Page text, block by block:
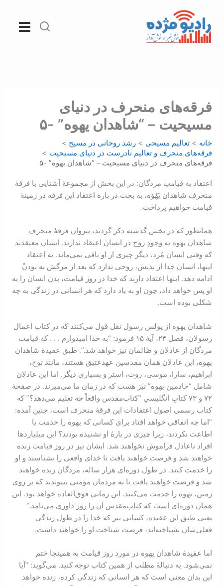
محتوا
فرقه‌های منحرف در دنيای
مسيحيت – “شاهدان یهوه” -۵
خانه تعالیم مسیحی
رشد روحانی در مسيح
فرقه‌های منحرف و تعالیم نادرست در دنیای مسیحیت
فرقه‌های منحرف در دنيای مسيحيت – “شاهدان یهوه” -۵
اعتقاد به قیامتِ مردگان: در اين بخش از مجموعۀ آشنایی با فرقۀ
منحرف شاهدان یَهُوَه، به بحث در بارۀ اعتقاد این فرقه در زمینۀ
قیامت خواهیم پرداخت.
همانطور که در بخش گذشته ذکر گرديد، پیروان فرقۀ منحرف
شاهدان یهوه به وجودِ روح در انسان اعتقاد ندارند. ایشان معتقدند
که وقتی انسان مُرد، دیگر چیزی از او باقی نمی‌ماند. به اعتقاد
اینها، انسان جدا از بدنش، روحی ندارد که بعد از مرگش به بودنْ
ادامه دهد. اینها اعتقاد دارند که خدا در روز قیامت، بدن انسان را به
او پس خواهد داد، چون او به یاد دارد که هر انسانی در زندگی به چه
شکلی بوده است.
شاهدان یهوه از پولس رسول نقل قول می‌کنند که در کتاب اعمال
رسولان، فصل ۲۴، آیۀ ۱۵ فرمود: “به خدا امیدوارم . . . که قیامت
مردگان از عادلان و ظالمان نیز خواهد شد.”. طبق عقیدۀ شاهدان
یهوه، این عادلان همان مقدسین عهدعتیق هستند، مانند نوح،
ابراهیم، سارا، موسی، روت، استر و بسیاری دیگر. اما این عادلان
شامل “خادمین یهوه” نیز هست که در زمان ما می‌میرند. در صفحۀ
۷۲ و ۷۳ کتابِ انگلیسیِ “کتاب‌مقدس واقعاً چه تعلیم می‌دهد؟” که
کتاب رسمی اصول اعتقادات این فرقۀ منحرف است، چنین آمده:
“اما چه اتفاقی خواهد افتاد برای کسانی که یهوه را خدمت یا
اطاعت نکردند، زیرا چیزی در بارۀ او نشنیده بودند؟ این میلیاردها
افراد ناعادل فراموش نخواهند شد. ایشان نیز در روز قیامت زنده
خواهند شد و فرصت خواهند یافت تا خدای واقعی را بشناسند و او
را خدمت کنند. در طول دوره‌ای هزار ساله، مردگان زنده خواهند
شد و فرصت خواهند یافت تا به مردمان مؤمنی بپیوندند که بر روی
زمین، یهوه را خدمت می‌کنند. این زمانی فوق‌العاده خواهد بود. این
همان دوره‌ای است که کتاب‌مقدس آن را روز داوری می‌نامد.”
یعنی طبق این عقیده، کسانی نیز که خدا را در طول زندگی
فعلی‌شان نشناخته‌اند، فرصت شناخت او را خواهند داشت.
اما عقیدۀ شاهدان یهوه در مورد روز قیامت به همینجا ختم
نمی‌شود. به دنبالۀ مطلب از همین کتاب توجه کنید. می‌گوید: “آیا
این بدان معنی است که هر انسانی که زندگی کرده، زنده خواهد